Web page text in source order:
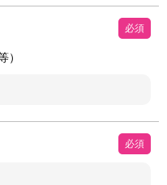
必須
）
必須